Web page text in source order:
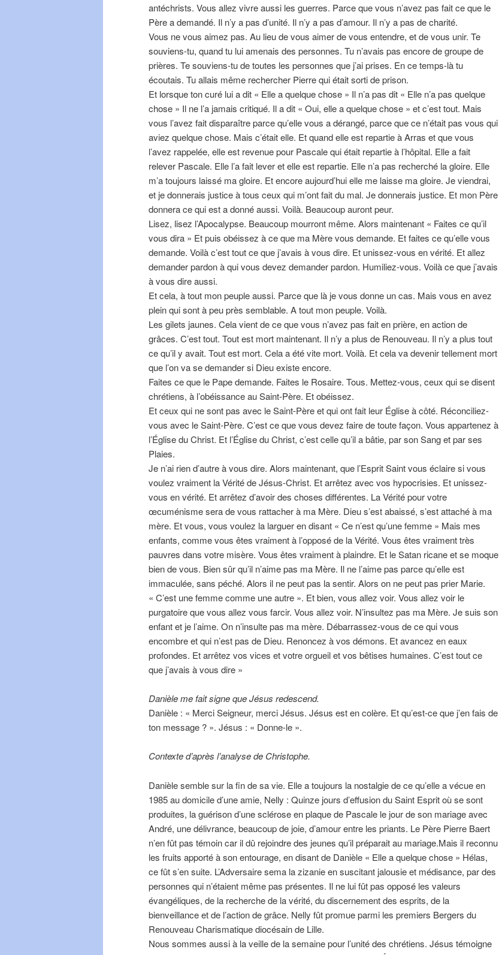
antéchrists. Vous allez vivre aussi les guerres. Parce que vous n’avez pas fait ce que le
Père a demandé. Il n’y a pas d’unité. Il n’y a pas d’amour. Il n’y a pas de charité.
Vous ne vous aimez pas. Au lieu de vous aimer de vous entendre, et de vous unir. Te
souviens-tu, quand tu lui amenais des personnes. Tu n’avais pas encore de groupe de
prières. Te souviens-tu de toutes les personnes que j’ai prises. En ce temps-là tu
écoutais. Tu allais même rechercher Pierre qui était sorti de prison.
Et lorsque ton curé lui a dit « Elle a quelque chose » Il n’a pas dit « Elle n’a pas quelque
chose » Il ne l’a jamais critiqué. Il a dit « Oui, elle a quelque chose » et c’est tout. Mais
vous l’avez fait disparaître parce qu’elle vous a dérangé, parce que ce n’était pas vous qui
aviez quelque chose. Mais c’était elle. Et quand elle est repartie à Arras et que vous
l’avez rappelée, elle est revenue pour Pascale qui était repartie à l’hôpital. Elle a fait
relever Pascale. Elle l’a fait lever et elle est repartie. Elle n’a pas recherché la gloire. Elle
m’a toujours laissé ma gloire. Et encore aujourd’hui elle me laisse ma gloire. Je viendrai,
et je donnerais justice à tous ceux qui m’ont fait du mal. Je donnerais justice. Et mon Père
donnera ce qui est a donné aussi. Voilà. Beaucoup auront peur.
Lisez, lisez l’Apocalypse. Beaucoup mourront même. Alors maintenant « Faites ce qu’il
vous dira » Et puis obéissez à ce que ma Mère vous demande. Et faites ce qu’elle vous
demande. Voilà c’est tout ce que j’avais à vous dire. Et unissez-vous en vérité. Et allez
demander pardon à qui vous devez demander pardon. Humiliez-vous. Voilà ce que j’avais
à vous dire aussi.
Et cela, à tout mon peuple aussi. Parce que là je vous donne un cas. Mais vous en avez
plein qui sont à peu près semblable. A tout mon peuple. Voilà.
Les gilets jaunes. Cela vient de ce que vous n’avez pas fait en prière, en action de
grâces. C’est tout. Tout est mort maintenant. Il n’y a plus de Renouveau. Il n’y a plus tout
ce qu’il y avait. Tout est mort. Cela a été vite mort. Voilà. Et cela va devenir tellement mort
que l’on va se demander si Dieu existe encore.
Faites ce que le Pape demande. Faites le Rosaire. Tous. Mettez-vous, ceux qui se disent
chrétiens, à l’obéissance au Saint-Père. Et obéissez.
Et ceux qui ne sont pas avec le Saint-Père et qui ont fait leur Église à côté. Réconciliez-
vous avec le Saint-Père. C’est ce que vous devez faire de toute façon. Vous appartenez à
l’Église du Christ. Et l’Église du Christ, c’est celle qu’il a bâtie, par son Sang et par ses
Plaies.
Je n’ai rien d’autre à vous dire. Alors maintenant, que l’Esprit Saint vous éclaire si vous
voulez vraiment la Vérité de Jésus-Christ. Et arrêtez avec vos hypocrisies. Et unissez-
vous en vérité. Et arrêtez d’avoir des choses différentes. La Vérité pour votre
œcuménisme sera de vous rattacher à ma Mère. Dieu s’est abaissé, s’est attaché à ma
mère. Et vous, vous voulez la larguer en disant « Ce n’est qu’une femme » Mais mes
enfants, comme vous êtes vraiment à l’opposé de la Vérité. Vous êtes vraiment très
pauvres dans votre misère. Vous êtes vraiment à plaindre. Et le Satan ricane et se moque
bien de vous. Bien sûr qu’il n’aime pas ma Mère. Il ne l’aime pas parce qu’elle est
immaculée, sans péché. Alors il ne peut pas la sentir. Alors on ne peut pas prier Marie.
« C’est une femme comme une autre ». Et bien, vous allez voir. Vous allez voir le
purgatoire que vous allez vous farcir. Vous allez voir. N’insultez pas ma Mère. Je suis son
enfant et je l’aime. On n’insulte pas ma mère. Débarrassez-vous de ce qui vous
encombre et qui n’est pas de Dieu. Renoncez à vos démons. Et avancez en eaux
profondes. Et arrêtez vos vices et votre orgueil et vos bêtises humaines. C’est tout ce
que j’avais à vous dire »
Danièle me fait signe que Jésus redescend.
Danièle : « Merci Seigneur, merci Jésus. Jésus est en colère. Et qu’est-ce que j’en fais de
ton message ? ». Jésus : « Donne-le ».
Contexte d’après l’analyse de Christophe.
Danièle semble sur la fin de sa vie. Elle a toujours la nostalgie de ce qu’elle a vécue en
1985 au domicile d’une amie, Nelly : Quinze jours d’effusion du Saint Esprit où se sont
produites, la guérison d’une sclérose en plaque de Pascale le jour de son mariage avec
André, une délivrance, beaucoup de joie, d’amour entre les priants. Le Père Pierre Baert
n’en fût pas témoin car il dû rejoindre des jeunes qu’il préparait au mariage.Mais il reconnu
les fruits apporté à son entourage, en disant de Danièle « Elle a quelque chose » Hélas,
ce fût s’en suite. L’Adversaire sema la zizanie en suscitant jalousie et médisance, par des
personnes qui n’étaient même pas présentes. Il ne lui fût pas opposé les valeurs
évangéliques, de la recherche de la vérité, du discernement des esprits, de la
bienveillance et de l’action de grâce. Nelly fût promue parmi les premiers Bergers du
Renouveau Charismatique diocésain de Lille.
Nous sommes aussi à la veille de la semaine pour l’unité des chrétiens. Jésus témoigne